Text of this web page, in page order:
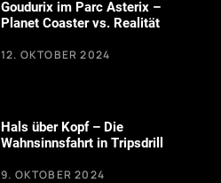
Goudurix im Parc Asterix –
Planet Coaster vs. Realität
12. OKTOBER 2024
Hals über Kopf – Die
Wahnsinnsfahrt in Tripsdrill
9. OKTOBER 2024